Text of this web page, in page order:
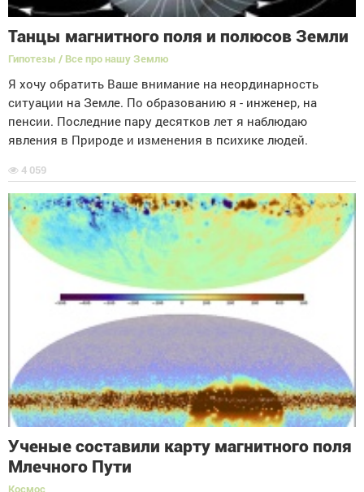
Танцы магнитного поля и полюсов Земли
Гипотезы / Все про нашу Землю
Я хочу обратить Ваше внимание на неординарность
ситуации на Земле. По образованию я - инженер, на
пенсии. Последние пару десятков лет я наблюдаю
явления в Природе и изменения в психике людей.
4 059
Ученые составили карту магнитного поля
Млечного Пути